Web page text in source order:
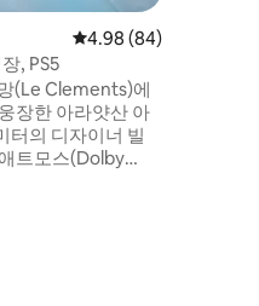
평점 4.98점(5점 만점),
4.98 (84)
, PS5
(Le Clements)에
장한 아라얏산 아
터의 디자이너 빌
트모스(Dolby